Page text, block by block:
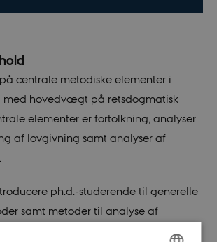
og indhold
centrale metodiske elementer i
med hovedvægt på retsdogmatisk
elementer er fortolkning, analyser
af lovgivning samt analyser af
ph.d.-studerende til generelle
samt metoder til analyse af
lovgivning samt retsanvendelse,